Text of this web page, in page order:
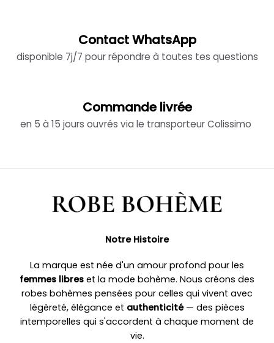
Contact WhatsApp
disponible 7j/7 pour répondre à toutes tes questions
Commande livrée
en 5 à 15 jours ouvrés via le transporteur Colissimo
Notre Histoire
La marque est née d'un amour profond pour les
femmes libres et la mode bohème. Nous créons des
robes bohèmes pensées pour celles qui vivent avec
légèreté, élégance et authenticité— des pièces
intemporelles qui s'accordent à chaque moment de
vie.